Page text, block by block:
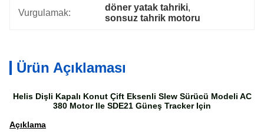
Vurgulamak:
döner yatak tahriki,
sonsuz tahrik motoru
Ürün Açıklaması
Helis Dişli Kapalı Konut Çift Eksenli Slew Sürücü Modeli AC
380 Motor Ile SDE21 Güneş Tracker Için
Açıklama